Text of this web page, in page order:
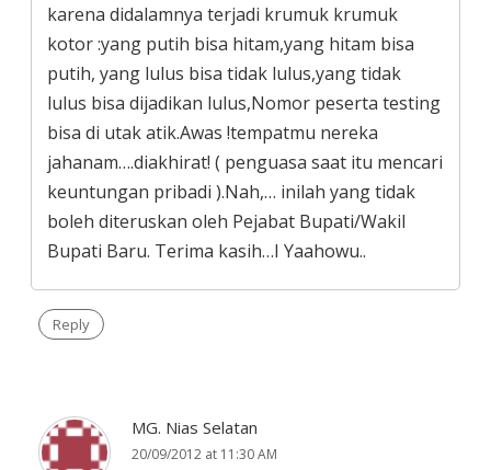
karena didalamnya terjadi krumuk krumuk
kotor :yang putih bisa hitam,yang hitam bisa
putih, yang lulus bisa tidak lulus,yang tidak
lulus bisa dijadikan lulus,Nomor peserta testing
bisa di utak atik.Awas !tempatmu nereka
jahanam….diakhirat! ( penguasa saat itu mencari
keuntungan pribadi ).Nah,… inilah yang tidak
boleh diteruskan oleh Pejabat Bupati/Wakil
Bupati Baru. Terima kasih…I Yaahowu..
Reply
MG. Nias Selatan
20/09/2012 at 11:30 AM